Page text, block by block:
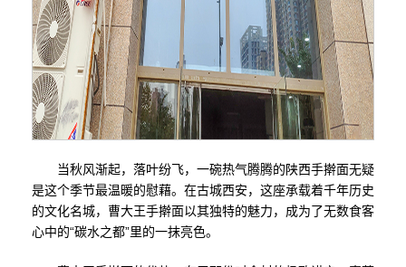
当秋风渐起，落叶纷飞，一碗热气腾腾的陕西手擀面无疑
是这个季节最温暖的慰藉。在古城西安，这座承载着千年历史
的文化名城，曹大王手擀面以其独特的魅力，成为了无数食客
心中的“碳水之都”里的一抹亮色。